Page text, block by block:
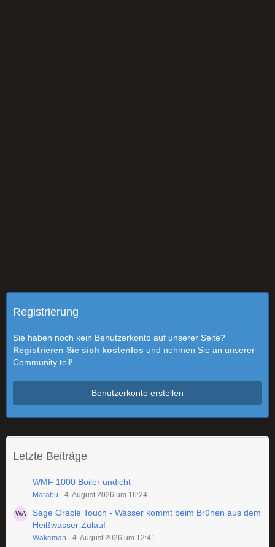
Registrierung
Sie haben noch kein Benutzerkonto auf unserer Seite?
Registrieren Sie sich kostenlos und nehmen Sie an unserer
Community teil!
Benutzerkonto erstellen
Letzte Beiträge
WMF 1000 Boiler undicht
Marabu 4. August 2026 um 16:24
Sage Oracle Touch - Wasser kommt beim Brühen aus dem
Heißwasser Zulauf
Wakeman 4. August 2026 um 12:41